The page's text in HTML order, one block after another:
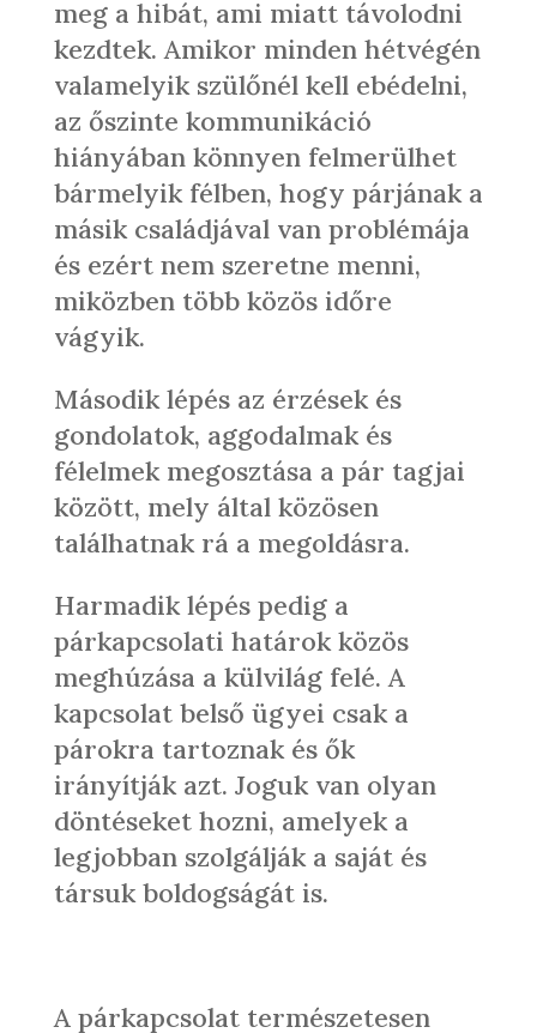
meg a hibát, ami miatt távolodni
kezdtek. Amikor minden hétvégén
valamelyik szülőnél kell ebédelni,
az őszinte kommunikáció
hiányában könnyen felmerülhet
bármelyik félben, hogy párjának a
másik családjával van problémája
és ezért nem szeretne menni,
miközben több közös időre
vágyik.
Második lépés az érzések és
gondolatok, aggodalmak és
félelmek megosztása a pár tagjai
között, mely által közösen
találhatnak rá a megoldásra.
Harmadik lépés pedig a
párkapcsolati határok közös
meghúzása a külvilág felé. A
kapcsolat belső ügyei csak a
párokra tartoznak és ők
irányítják azt. Joguk van olyan
döntéseket hozni, amelyek a
legjobban szolgálják a saját és
társuk boldogságát is.
A párkapcsolat természetesen